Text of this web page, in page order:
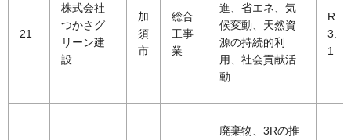
21
株式会社
つかさグ
リーン建
設
加
須
市
総合
工事
業
進、省エネ、気
候変動、天然資
源の持続的利
用、社会貢献活
動
R
3.
1
廃棄物、3Rの推